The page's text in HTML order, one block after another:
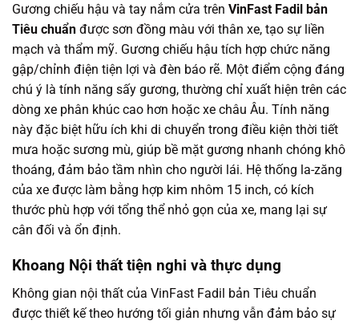
Gương chiếu hậu và tay nắm cửa trên VinFast Fadil bản
Tiêu chuẩn được sơn đồng màu với thân xe, tạo sự liền
mạch và thẩm mỹ. Gương chiếu hậu tích hợp chức năng
gập/chỉnh điện tiện lợi và đèn báo rẽ. Một điểm cộng đáng
chú ý là tính năng sấy gương, thường chỉ xuất hiện trên các
dòng xe phân khúc cao hơn hoặc xe châu Âu. Tính năng
này đặc biệt hữu ích khi di chuyển trong điều kiện thời tiết
mưa hoặc sương mù, giúp bề mặt gương nhanh chóng khô
thoáng, đảm bảo tầm nhìn cho người lái. Hệ thống la-zăng
của xe được làm bằng hợp kim nhôm 15 inch, có kích
thước phù hợp với tổng thể nhỏ gọn của xe, mang lại sự
cân đối và ổn định.
Khoang Nội thất tiện nghi và thực dụng
Không gian nội thất của VinFast Fadil bản Tiêu chuẩn
được thiết kế theo hướng tối giản nhưng vẫn đảm bảo sự